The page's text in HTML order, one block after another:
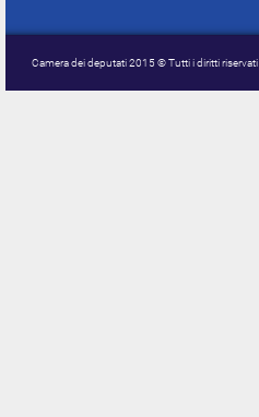
Camera dei deputati 2015 © Tutti i diritti riservati